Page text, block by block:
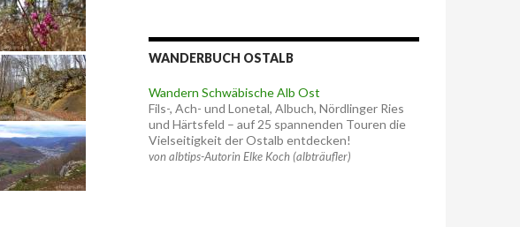
WANDERBUCH OSTALB
Wandern Schwäbische Alb Ost
Fils-, Ach- und Lonetal, Albuch, Nördlinger Ries
und Härtsfeld – auf 25 spannenden Touren die
Vielseitigkeit der Ostalb entdecken!
von albtips-Autorin Elke Koch (albträufler)